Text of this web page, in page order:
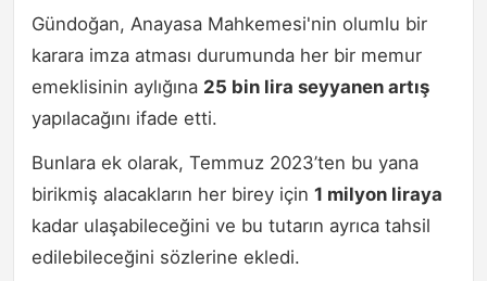
Gündoğan, Anayasa Mahkemesi'nin olumlu bir
karara imza atması durumunda her bir memur
emeklisinin aylığına 25 bin lira seyyanen artış
yapılacağını ifade etti.
Bunlara ek olarak, Temmuz 2023’ten bu yana
birikmiş alacakların her birey için 1 milyon liraya
kadar ulaşabileceğini ve bu tutarın ayrıca tahsil
edilebileceğini sözlerine ekledi.